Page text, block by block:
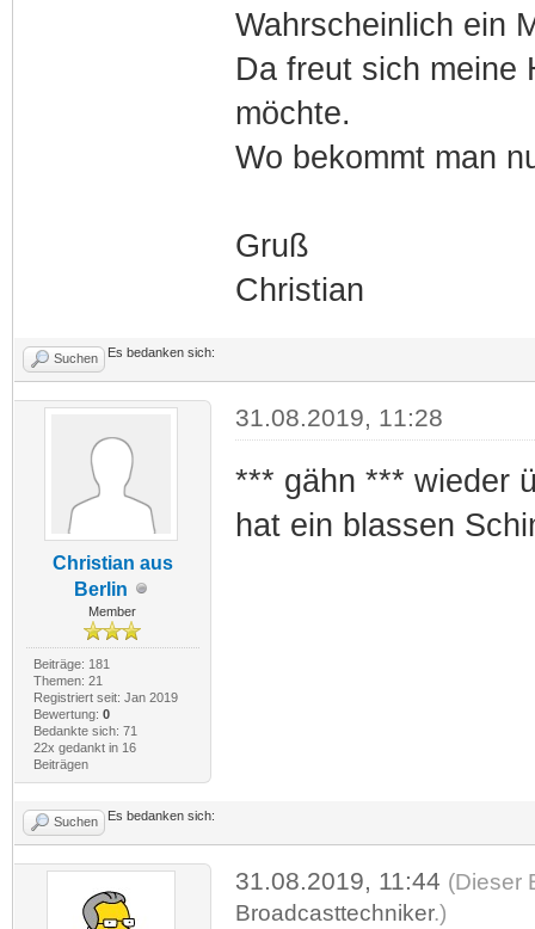
Wahrscheinlich ein
Da freut sich meine
möchte.
Wo bekommt man
Gruß
Christian
Suchen Es bedanken sich:
Christian aus
Berlin
Member
Beiträge: 181
Themen: 21
Registriert seit: Jan 2019
Bewertung: 0
Bedankte sich: 71
22x gedankt in 16
Beiträgen
31.08.2019, 11:28
*** gähn *** wieder
hat ein blassen
Suchen Es bedanken sich:
31.08.2019, 11:44 (Dieser
Broadcasttechniker.)